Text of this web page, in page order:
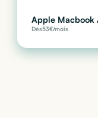
Apple Macbook
Dès53€/mois